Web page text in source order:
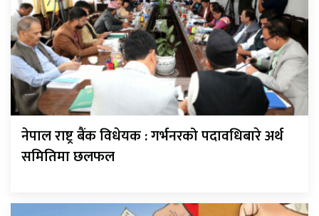
नेपाल राष्ट्र बैंक विधेयक : गर्भनरको पदावधिबारे अर्थ
समितिमा छलफल